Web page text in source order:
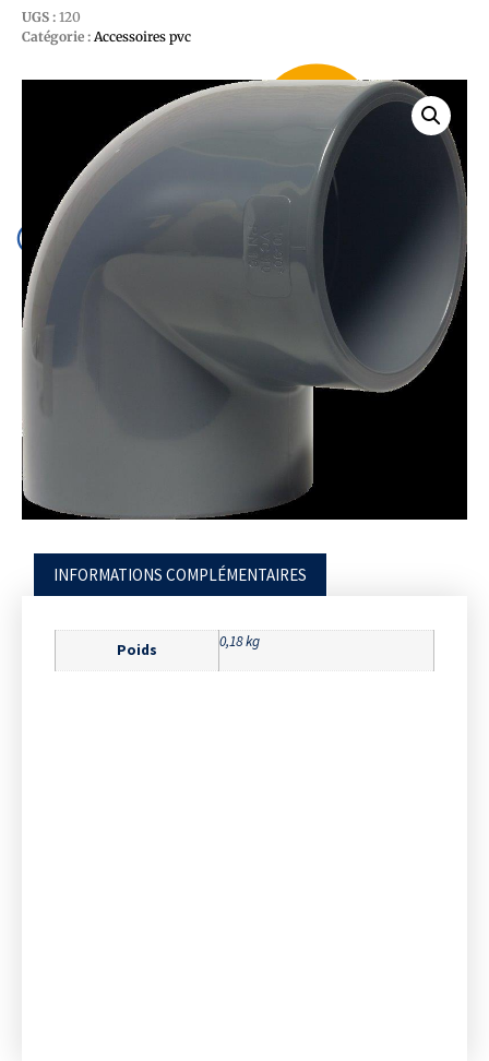
UGS : 120
Catégorie : Accessoires pvc
INFORMATIONS COMPLÉMENTAIRES
Poids 0,18 kg